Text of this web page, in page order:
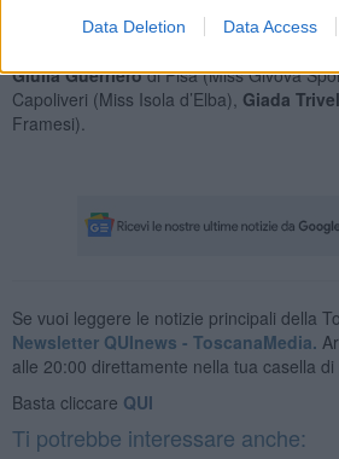
Data Deletion Data Access
Carolina Cappadi Livorno (Miss Miluna),
Giulia Guerrierodi Pisa (Miss Givova
Capoliveri (Miss Isola d’Elba), Giada
Framesi).
Se vuoi leggere le notizie principali della
Newsletter QUInews - ToscanaMedia.
alle 20:00 direttamente nella tua casella di
Basta cliccare QUI
Ti potrebbe interessare anche: